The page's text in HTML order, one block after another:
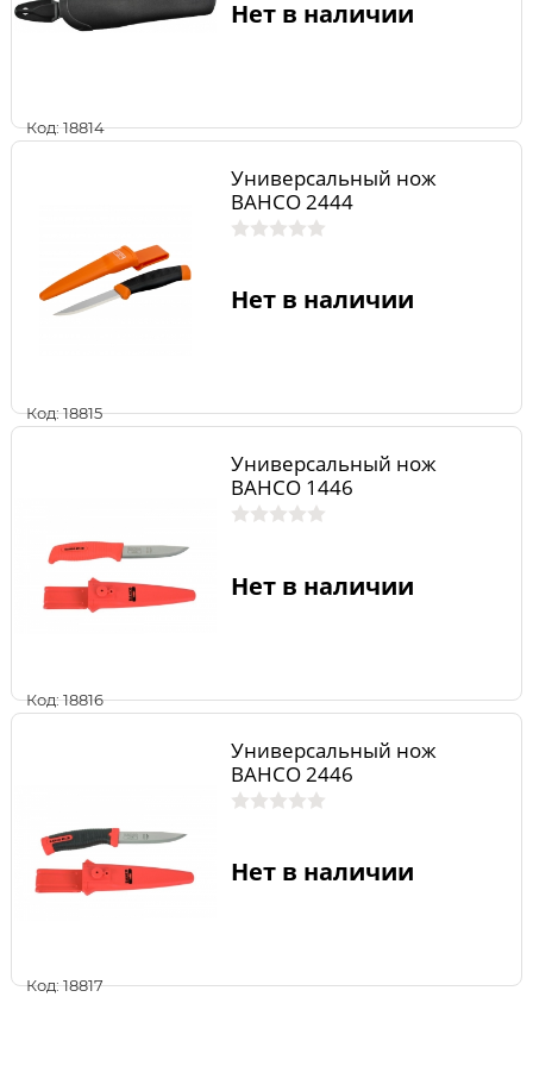
Код: 18814
Нет в наличии
Код: 18815
Универсальный нож
BAHCO 2444
Нет в наличии
Код: 18816
Универсальный нож
BAHCO 1446
Нет в наличии
Код: 18817
Универсальный нож
BAHCO 2446
Нет в наличии